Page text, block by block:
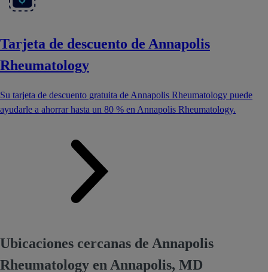
Tarjeta de descuento de Annapolis
Rheumatology
Su tarjeta de descuento gratuita de Annapolis Rheumatology puede
ayudarle a ahorrar hasta un 80 % en Annapolis Rheumatology.
Ubicaciones cercanas de Annapolis
Rheumatology en Annapolis, MD